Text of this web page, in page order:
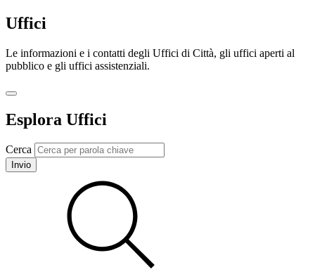
Uffici
Le informazioni e i contatti degli Uffici di Città, gli uffici aperti al
pubblico e gli uffici assistenziali.
Esplora Uffici
Cerca
Invio